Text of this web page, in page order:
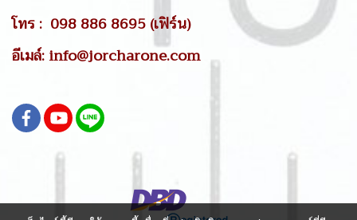
โทร : 098 886 8695 (เฟิร์น)
อีเมล์: info@jorcharone.com